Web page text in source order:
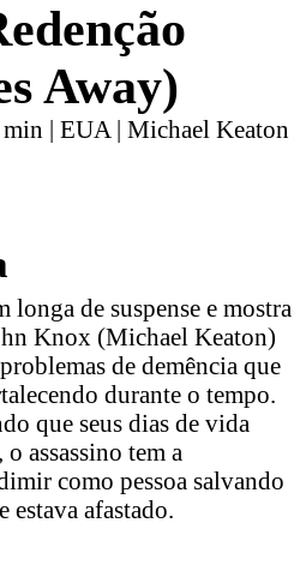
Away)
min | EUA | Michael Keaton
longa de suspense e mostra
Knox (Michael Keaton)
de demência que
durante o tempo.
que seus dias de vida
assassino tem a
como pessoa salvando
afastado.